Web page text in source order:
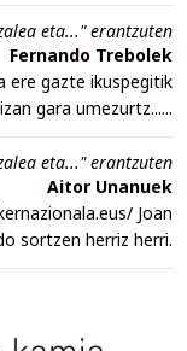
eta..." erantzuten
Fernando Trebolek
ere gazte ikuspegitik
gara umezurtz......
eta..." erantzuten
Aitor Unanuek
Joan
sortzen herriz herri.